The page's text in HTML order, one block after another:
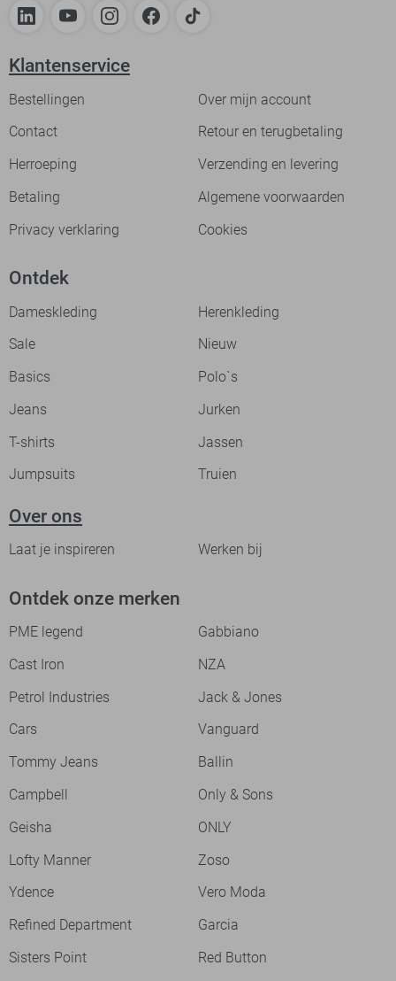
Klantenservice
Bestellingen
Over mijn account
Contact
Retour en terugbetaling
Herroeping
Verzending en levering
Betaling
Algemene voorwaarden
Privacy verklaring
Cookies
Ontdek
Dameskleding
Herenkleding
Sale
Nieuw
Basics
Polo`s
Jeans
Jurken
T-shirts
Jassen
Jumpsuits
Truien
Over ons
Laat je inspireren Werken bij
Ontdek onze merken
PME legend
Gabbiano
Cast Iron
NZA
Petrol Industries
Jack & Jones
Cars
Vanguard
Tommy Jeans
Ballin
Campbell
Only & Sons
Geisha
ONLY
Lofty Manner
Zoso
Ydence
Vero Moda
Refined Department
Garcia
Sisters Point
Red Button